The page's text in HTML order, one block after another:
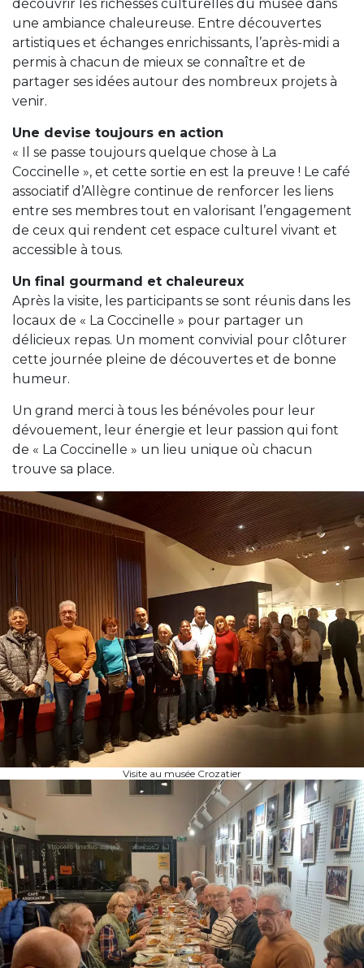
découvrir les richesses culturelles du musée dans
une ambiance chaleureuse. Entre découvertes
artistiques et échanges enrichissants, l’après-midi a
permis à chacun de mieux se connaître et de
partager ses idées autour des nombreux projets à
venir.
Une devise toujours en action
« Il se passe toujours quelque chose à La
Coccinelle », et cette sortie en est la preuve ! Le café
associatif d’Allègre continue de renforcer les liens
entre ses membres tout en valorisant l’engagement
de ceux qui rendent cet espace culturel vivant et
accessible à tous.
Un final gourmand et chaleureux
Après la visite, les participants se sont réunis dans les
locaux de « La Coccinelle » pour partager un
délicieux repas. Un moment convivial pour clôturer
cette journée pleine de découvertes et de bonne
humeur.
Un grand merci à tous les bénévoles pour leur
dévouement, leur énergie et leur passion qui font
de « La Coccinelle » un lieu unique où chacun
trouve sa place.
Visite au musée Crozatier